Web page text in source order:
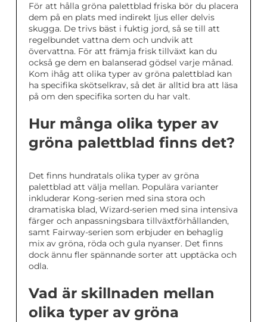
För att hålla gröna palettblad friska bör du placera
dem på en plats med indirekt ljus eller delvis
skugga. De trivs bäst i fuktig jord, så se till att
regelbundet vattna dem och undvik att
övervattna. För att främja frisk tillväxt kan du
också ge dem en balanserad gödsel varje månad.
Kom ihåg att olika typer av gröna palettblad kan
ha specifika skötselkrav, så det är alltid bra att läsa
på om den specifika sorten du har valt.
Hur många olika typer av
gröna palettblad finns det?
Det finns hundratals olika typer av gröna
palettblad att välja mellan. Populära varianter
inkluderar Kong-serien med sina stora och
dramatiska blad, Wizard-serien med sina intensiva
färger och anpassningsbara tillväxtförhållanden,
samt Fairway-serien som erbjuder en behaglig
mix av gröna, röda och gula nyanser. Det finns
dock ännu fler spännande sorter att upptäcka och
odla.
Vad är skillnaden mellan
olika typer av gröna